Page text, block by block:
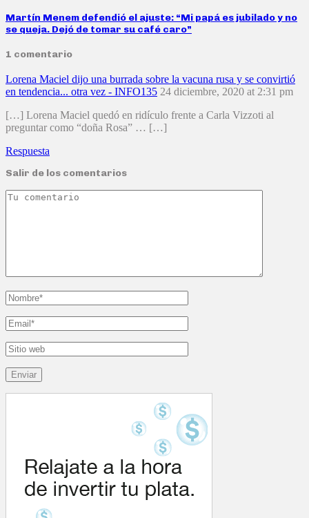
Martín Menem defendió el ajuste: “Mi papá es jubilado y no
se queja. Dejó de tomar su café caro”
1 comentario
Lorena Maciel dijo una burrada sobre la vacuna rusa y se convirtió
en tendencia... otra vez - INFO135 24 diciembre, 2020 at 2:31 pm
[…] Lorena Maciel quedó en ridículo frente a Carla Vizzoti al
preguntar como “doña Rosa” … […]
Respuesta
Salir de los comentarios